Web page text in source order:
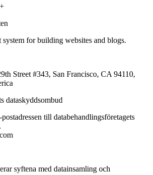
system for building websites and blogs.
Street #343, San Francisco, CA 94110,
dataskyddsombud
till databehandlingsföretagets
syftena med datainsamling och